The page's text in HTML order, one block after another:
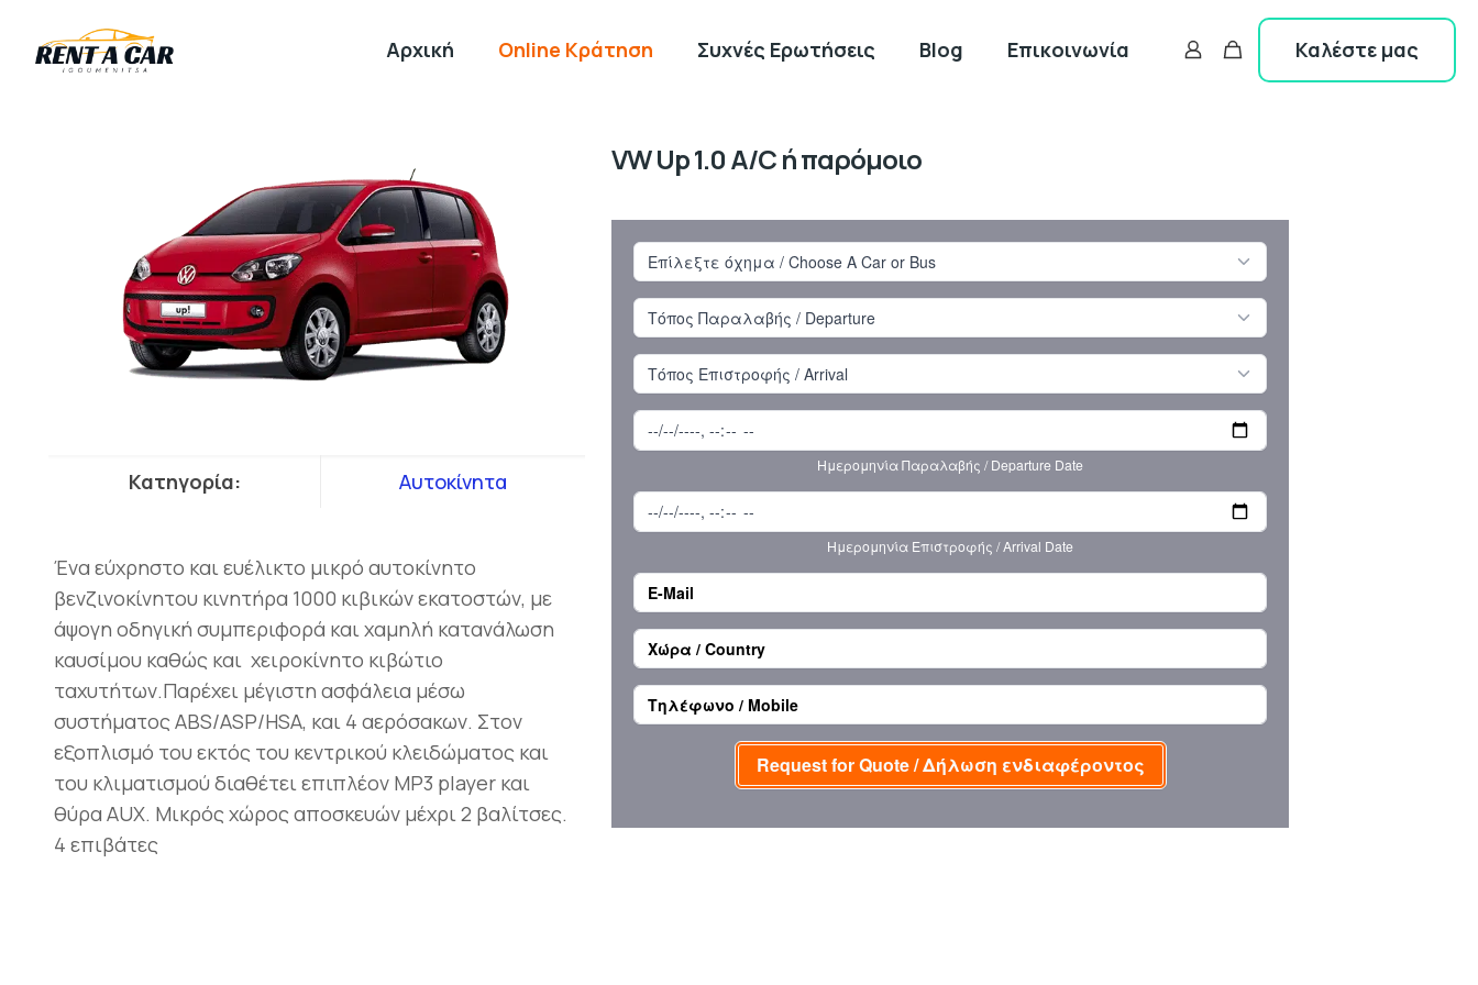
Αρχική Online Κράτηση Συχνές Ερωτήσεις Blog Επικοινωνία Καλέστε μας
Κατηγορία: Αυτοκίνητα
Ένα εύχρηστο και ευέλικτο μικρό αυτοκίνητο
βενζινοκίνητου κινητήρα 1000 κιβικών εκατοστών, με
άψογη οδηγική συμπεριφορά και χαμηλή κατανάλωση
καυσίμου καθώς και χειροκίνητο κιβώτιο
ταχυτήτων.Παρέχει μέγιστη ασφάλεια μέσω
συστήματος ABS/ASP/HSA, και 4 αερόσακων. Στον
εξοπλισμό του εκτός του κεντρικού κλειδώματος και
του κλιματισμού διαθέτει επιπλέον MP3 player και
θύρα AUX. Μικρός χώρος αποσκευών μέχρι 2 βαλίτσες.
4 επιβάτες
VW Up 1.0 A/C ή παρόμοιο